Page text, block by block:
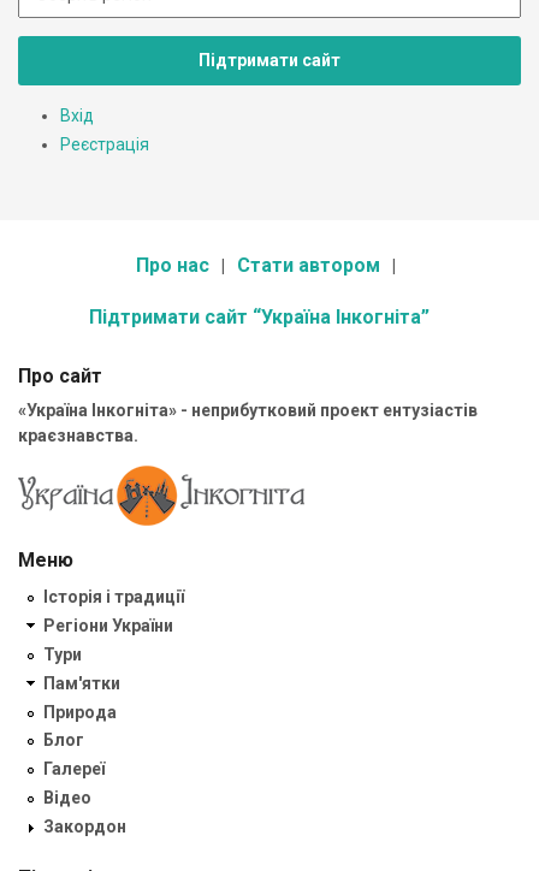
Підтримати сайт
Вхід
Реєстрація
Про нас Стати автором
Підтримати сайт “Україна Інкогніта”
Про сайт
«Україна Інкогніта» - неприбутковий проект ентузіастів
краєзнавства.
Меню
Історія і традиції
Регіони України
Тури
Пам'ятки
Природа
Блог
Галереї
Відео
Закордон